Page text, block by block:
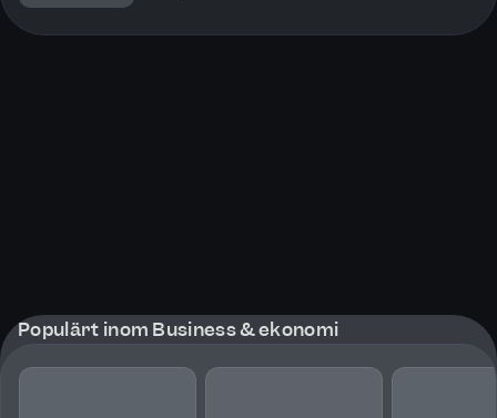
Populärt inom Business & ekonomi